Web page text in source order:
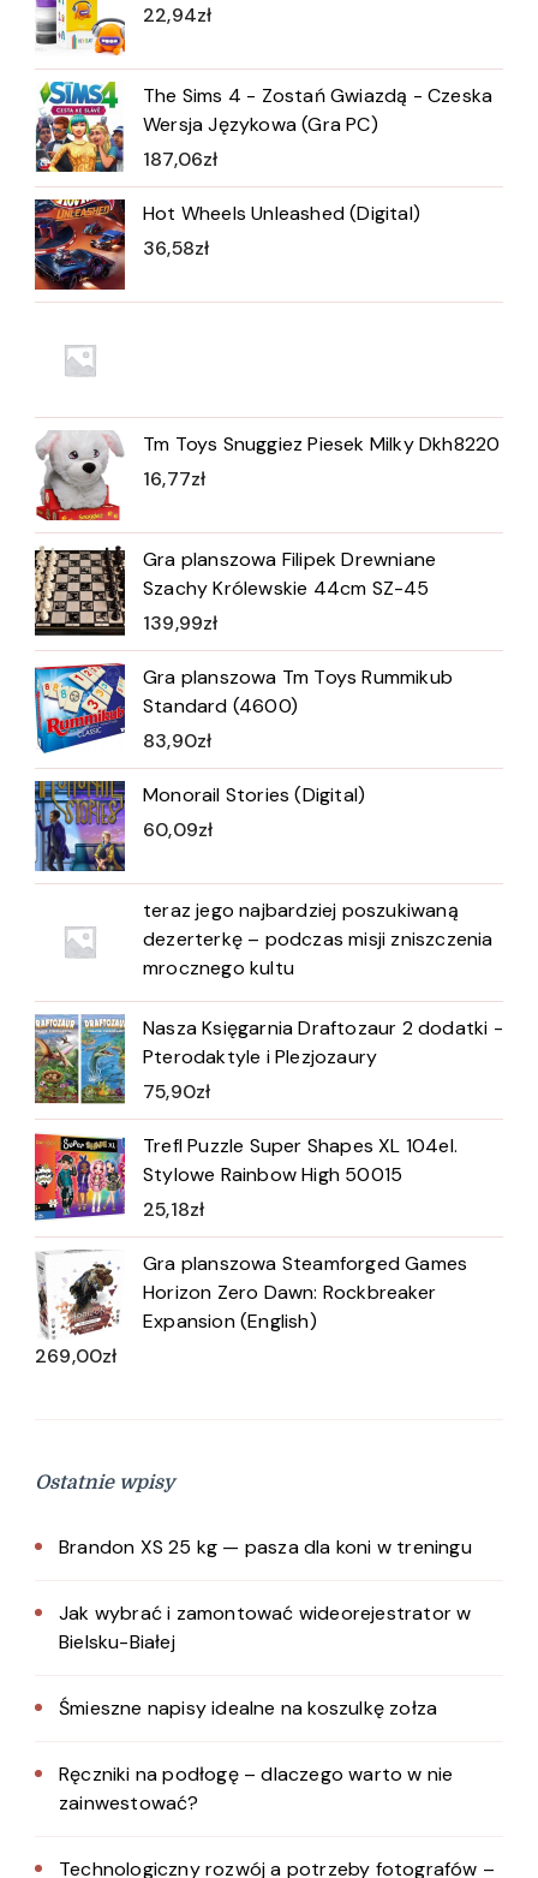
22,94zł
The Sims 4 - Zostań Gwiazdą - Czeska
Wersja Językowa (Gra PC)
187,06zł
Hot Wheels Unleashed (Digital)
36,58zł
Tm Toys Snuggiez Piesek Milky Dkh8220
16,77zł
Gra planszowa Filipek Drewniane
Szachy Królewskie 44cm SZ-45
139,99zł
Gra planszowa Tm Toys Rummikub
Standard (4600)
83,90zł
Monorail Stories (Digital)
60,09zł
teraz jego najbardziej poszukiwaną
dezerterkę – podczas misji zniszczenia
mrocznego kultu
Nasza Księgarnia Draftozaur 2 dodatki -
Pterodaktyle i Plezjozaury
75,90zł
Trefl Puzzle Super Shapes XL 104el.
Stylowe Rainbow High 50015
25,18zł
Gra planszowa Steamforged Games
Horizon Zero Dawn: Rockbreaker
Expansion (English)
269,00zł
Ostatnie wpisy
Brandon XS 25 kg — pasza dla koni w treningu
Jak wybrać i zamontować wideorejestrator w
Bielsku-Białej
Śmieszne napisy idealne na koszulkę zołza
Ręczniki na podłogę – dlaczego warto w nie
zainwestować?
Technologiczny rozwój a potrzeby fotografów –